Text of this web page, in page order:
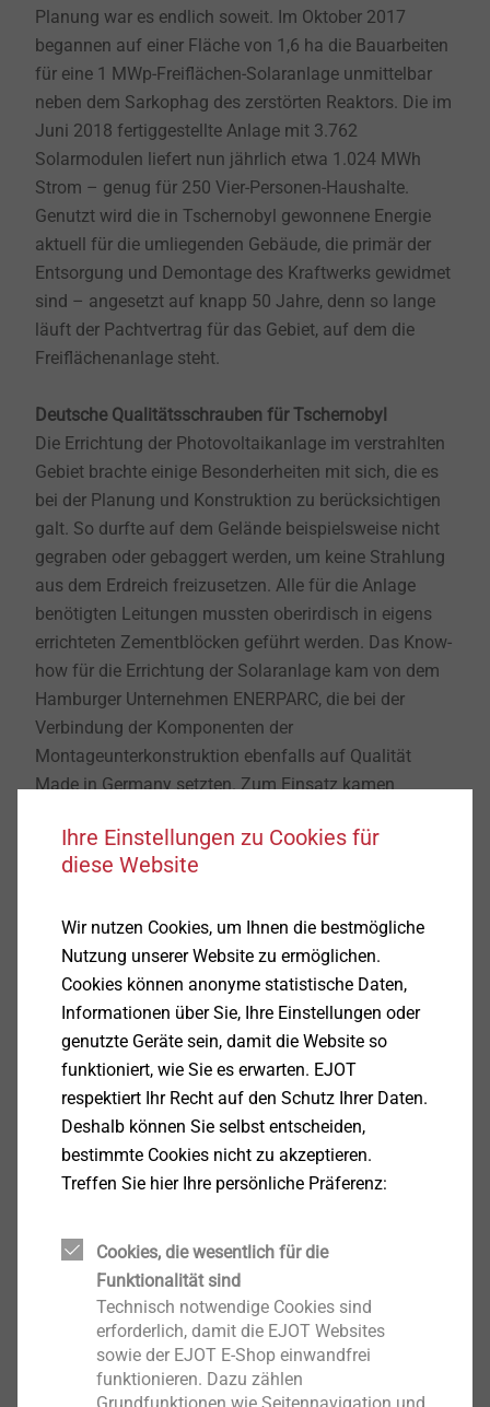
Planung war es endlich soweit. Im Oktober 2017
begannen auf einer Fläche von 1,6 ha die Bauarbeiten
für eine 1 MWp-Freiflächen-Solaranlage unmittelbar
neben dem Sarkophag des zerstörten Reaktors. Die im
Juni 2018 fertiggestellte Anlage mit 3.762
Solarmodulen liefert nun jährlich etwa 1.024 MWh
Strom – genug für 250 Vier-Personen-Haushalte.
Genutzt wird die in Tschernobyl gewonnene Energie
aktuell für die umliegenden Gebäude, die primär der
Entsorgung und Demontage des Kraftwerks gewidmet
sind – angesetzt auf knapp 50 Jahre, denn so lange
läuft der Pachtvertrag für das Gebiet, auf dem die
Freiflächenanlage steht.
Deutsche Qualitätsschrauben für Tschernobyl
Die Errichtung der Photovoltaikanlage im verstrahlten
Gebiet brachte einige Besonderheiten mit sich, die es
bei der Planung und Konstruktion zu berücksichtigen
galt. So durfte auf dem Gelände beispielsweise nicht
gegraben oder gebaggert werden, um keine Strahlung
aus dem Erdreich freizusetzen. Alle für die Anlage
benötigten Leitungen mussten oberirdisch in eigens
errichteten Zementblöcken geführt werden. Das Know-
how für die Errichtung der Solaranlage kam von dem
Hamburger Unternehmen ENERPARC, die bei der
Verbindung der Komponenten der
Montageunterkonstruktion ebenfalls auf Qualität
Made in Germany setzten. Zum Einsatz kamen
12.000 gewindefurchende Schrauben von EJOT. Diese
EJOT Schrauben bestehen aus hochwertigem
und für eine zuverlässige und langlebige Verbindung
ausgelegt.
Die Schrauben JZ3-6,3x19 E16 dienen der Verbindung
der Tragprofile. Sie furchen ein Gewinde im
vorgebohrten oder vorgestanzten Kernloch und
schaffen so eine dichte und sichere Verbindung. Dabei
eignen sie sich sowohl für die Verschraubung von
Stahl- und/oder Aluminiumkomponenten. Die im
Solarpark Tschernobyl verbaute JZ3 erhielt jüngst mit
JZ5 ist die bisher stärkste Dichtschraube von EJOT
und punktet besonders beim Einsatz in hochfesten
Werkstoffen.
Die Bohrschrauben JT3-6-5,5x25 E16bestehen aus
Edelstahl mit einer gehärteten Stahlbohrspitze und
Ihre Einstellungen zu Cookies für
diese Website
Wir nutzen Cookies, um Ihnen die bestmögliche
Nutzung unserer Website zu ermöglichen.
Cookies können anonyme statistische Daten,
Informationen über Sie, Ihre Einstellungen oder
genutzte Geräte sein, damit die Website so
funktioniert, wie Sie es erwarten. EJOT
respektiert Ihr Recht auf den Schutz Ihrer Daten.
Deshalb können Sie selbst entscheiden,
bestimmte Cookies nicht zu akzeptieren.
Treffen Sie hier Ihre persönliche Präferenz:
Cookies, die wesentlich für die
Funktionalität sind
Technisch notwendige Cookies sind
erforderlich, damit die EJOT Websites
sowie der EJOT E-Shop einwandfrei
funktionieren. Dazu zählen